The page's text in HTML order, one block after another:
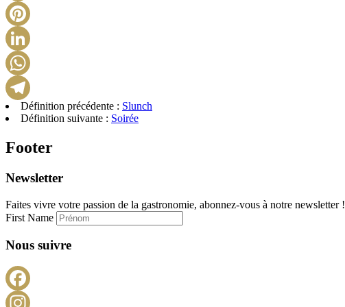
Définition précédente : Slunch
Définition suivante : Soirée
Footer
Newsletter
Faites vivre votre passion de la gastronomie, abonnez-vous à notre newsletter !
First Name
Nous suivre